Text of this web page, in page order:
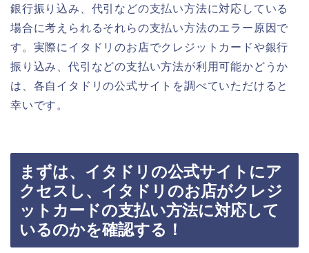
銀行振り込み、代引などの支払い方法に対応している
場合に考えられるそれらの支払い方法のエラー原因で
す。実際にイタドリのお店でクレジットカードや銀行
振り込み、代引などの支払い方法が利用可能かどうか
は、各自イタドリの公式サイトを調べていただけると
幸いです。
まずは、イタドリの公式サイトにア
クセスし、イタドリのお店がクレジ
ットカードの支払い方法に対応して
いるのかを確認する！